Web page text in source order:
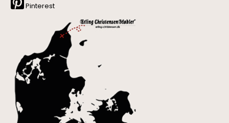
Pinterest